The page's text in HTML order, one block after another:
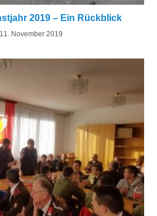
2019 – Ein Rückblick
11. November 2019